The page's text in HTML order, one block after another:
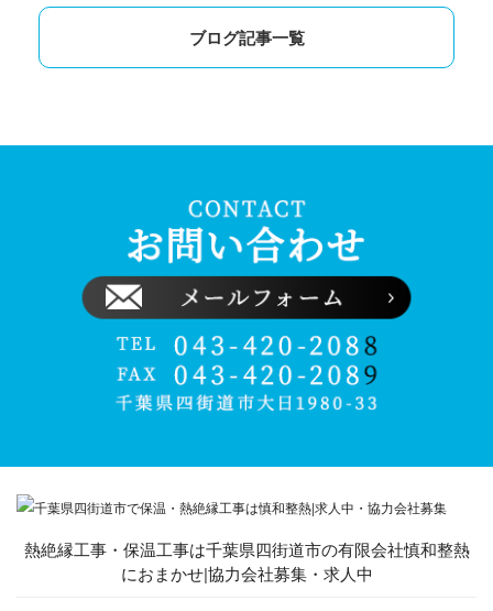
ブログ記事一覧
熱絶縁工事・保温工事は千葉県四街道市の有限会社慎和整熱
におまかせ|協力会社募集・求人中